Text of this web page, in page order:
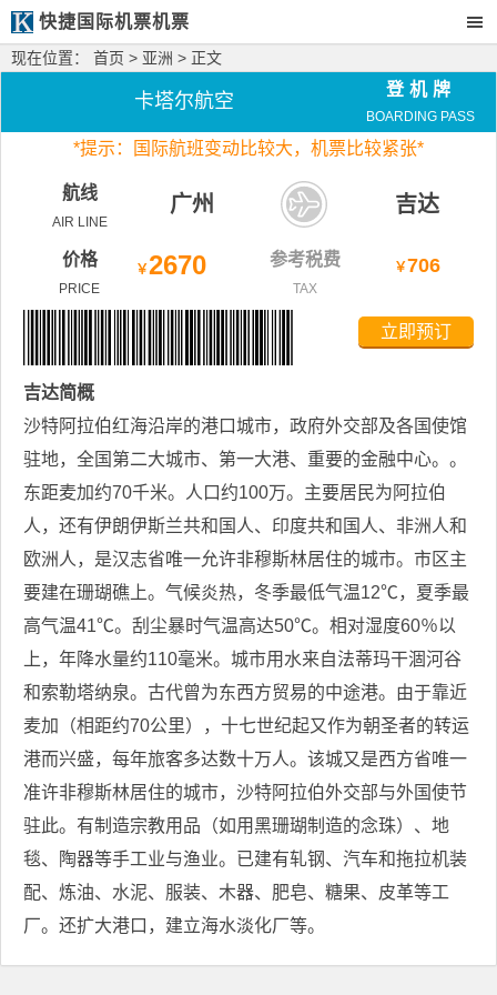
快捷国际机票机票
现在位置： 首页 > 亚洲 > 正文
卡塔尔航空
登机牌
BOARDING PASS
*提示：国际航班变动比较大， 机票比较紧张*
航线
AIR LINE
广州 吉达
价格
PRICE
￥2670 参考税费
TAX
￥706
立即预订
吉达简概
沙特阿拉伯红海沿岸的港口城市，政府外交部及各国使馆
驻地，全国第二大城市、第一大港、重要的金融中心。。
东距麦加约70千米。人口约100万。主要居民为阿拉伯
人，还有伊朗伊斯兰共和国人、印度共和国人、非洲人和
欧洲人，是汉志省唯一允许非穆斯林居住的城市。市区主
要建在珊瑚礁上。气候炎热，冬季最低气温12℃，夏季最
高气温41℃。刮尘暴时气温高达50℃。相对湿度60％以
上，年降水量约110毫米。城市用水来自法蒂玛干涸河谷
和索勒塔纳泉。古代曾为东西方贸易的中途港。由于靠近
麦加（相距约70公里），十七世纪起又作为朝圣者的转运
港而兴盛，每年旅客多达数十万人。该城又是西方省唯一
准许非穆斯林居住的城市，沙特阿拉伯外交部与外国使节
驻此。有制造宗教用品（如用黑珊瑚制造的念珠）、地
毯、陶器等手工业与渔业。已建有轧钢、汽车和拖拉机装
配、炼油、水泥、服装、木器、肥皂、糖果、皮革等工
厂。还扩大港口，建立海水淡化厂等。